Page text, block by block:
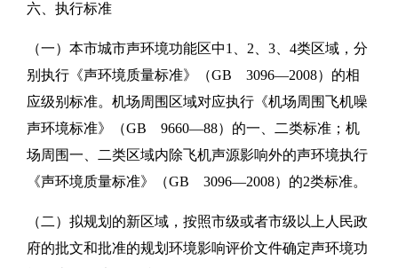
六、执行标准
（一）本市城市声环境功能区中1、2、3、4类区域，分
别执行《声环境质量标准》（GB 3096—2008）的相
应级别标准。机场周围区域对应执行《机场周围飞机噪
声环境标准》（GB 9660—88）的一、二类标准；机
场周围一、二类区域内除飞机声源影响外的声环境执行
《声环境质量标准》（GB 3096—2008）的2类标准。
（二）拟规划的新区域，按照市级或者市级以上人民政
府的批文和批准的规划环境影响评价文件确定声环境功